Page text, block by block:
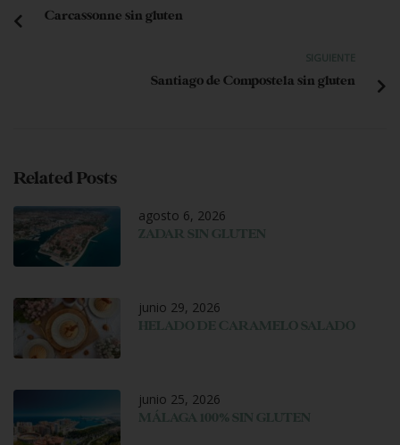
Carcassonne sin gluten
SIGUIENTE
Santiago de Compostela sin gluten
Related Posts
agosto 6, 2026
ZADAR SIN GLUTEN
junio 29, 2026
HELADO DE CARAMELO SALADO
junio 25, 2026
MÁLAGA 100% SIN GLUTEN